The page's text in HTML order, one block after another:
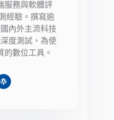
服務與軟體評
經驗。撰寫逾
內外主流科技
度測試，為使
的數位工具。